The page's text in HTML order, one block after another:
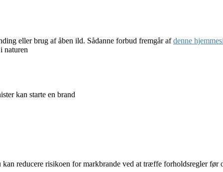
eller brug af åben ild. Sådanne forbud fremgår afdenne
naturen
kan starte en brand
reducere risikoen for markbrande ved at træffe forholdsregler